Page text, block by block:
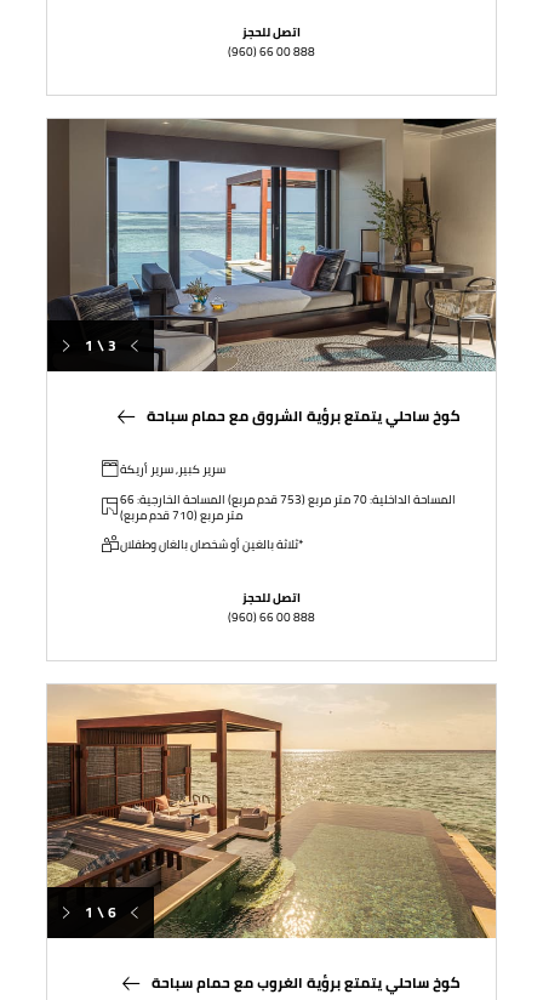
اتصل للحجز
(960) 66 00 888
1 \ 3
كوخ ساحلي يتمتع برؤية الشروق مع حمام سباحة
سرير كبير, سرير أريكة
المساحة الداخلية: 70 متر مربع (753 قدم مربع) المساحة الخارجية: 66
متر مربع (710 قدم مربع)
ثلاثة بالغين أو شخصان بالغان وطفلان*
اتصل للحجز
(960) 66 00 888
1 \ 6
كوخ ساحلي يتمتع برؤية الغروب مع حمام سباحة